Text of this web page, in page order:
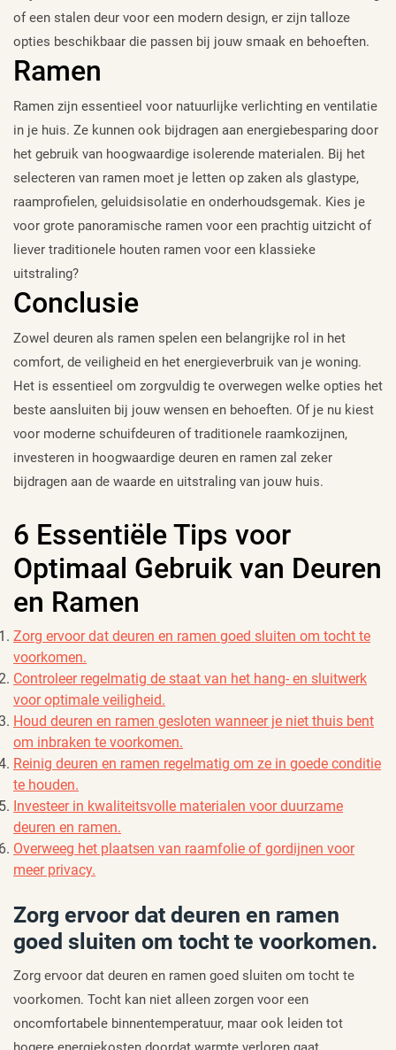
of een stalen deur voor een modern design, er zijn talloze
opties beschikbaar die passen bij jouw smaak en behoeften.
Ramen
Ramen zijn essentieel voor natuurlijke verlichting en ventilatie
in je huis. Ze kunnen ook bijdragen aan energiebesparing door
het gebruik van hoogwaardige isolerende materialen. Bij het
selecteren van ramen moet je letten op zaken als glastype,
raamprofielen, geluidsisolatie en onderhoudsgemak. Kies je
voor grote panoramische ramen voor een prachtig uitzicht of
liever traditionele houten ramen voor een klassieke
uitstraling?
Conclusie
Zowel deuren als ramen spelen een belangrijke rol in het
comfort, de veiligheid en het energieverbruik van je woning.
Het is essentieel om zorgvuldig te overwegen welke opties het
beste aansluiten bij jouw wensen en behoeften. Of je nu kiest
voor moderne schuifdeuren of traditionele raamkozijnen,
investeren in hoogwaardige deuren en ramen zal zeker
bijdragen aan de waarde en uitstraling van jouw huis.
6 Essentiële Tips voor
Optimaal Gebruik van Deuren
en Ramen
Zorg ervoor dat deuren en ramen goed sluiten om tocht te
voorkomen.
Controleer regelmatig de staat van het hang- en sluitwerk
voor optimale veiligheid.
Houd deuren en ramen gesloten wanneer je niet thuis bent
om inbraken te voorkomen.
Reinig deuren en ramen regelmatig om ze in goede conditie
te houden.
Investeer in kwaliteitsvolle materialen voor duurzame
deuren en ramen.
Overweeg het plaatsen van raamfolie of gordijnen voor
meer privacy.
Zorg ervoor dat deuren en ramen
goed sluiten om tocht te voorkomen.
Zorg ervoor dat deuren en ramen goed sluiten om tocht te
voorkomen. Tocht kan niet alleen zorgen voor een
oncomfortabele binnentemperatuur, maar ook leiden tot